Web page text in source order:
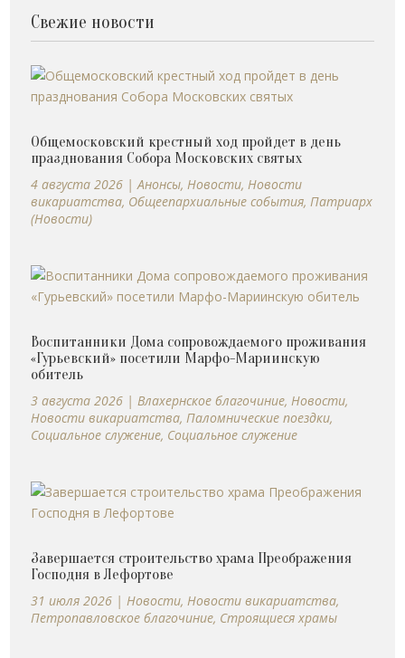
Свежие новости
Общемосковский крестный ход пройдет в день
празднования Собора Московских святых
4 августа 2026 |Анонсы,Новости,Новости
викариатства, Общеепархиальные события,Патриарх
(Новости)
Воспитанники Дома сопровождаемого проживания
«Гурьевский» посетили Марфо-Мариинскую
обитель
3 августа 2026 |Влахернское благочиние,Новости,
Новости викариатства,Паломнические поездки,
Социальное служение, Социальное служение
Завершается строительство храма Преображения
Господня в Лефортове
31 июля 2026 |Новости,Новости викариатства,
Петропавловское благочиние, Строящиеся храмы